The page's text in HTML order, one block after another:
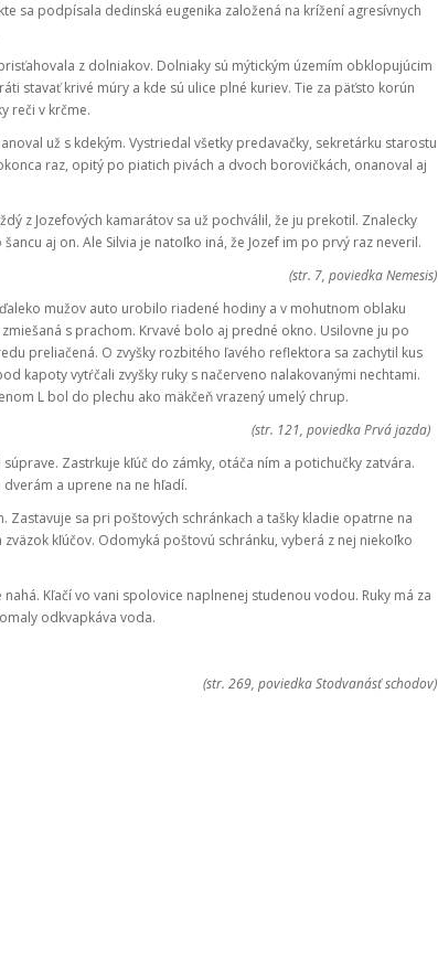
sa podpísala dedinská eugenika založená na krížení agresívnych
z dolniakov. Dolniaky sú mýtickým územím obklopujúcim
stavať krivé múry a kde sú ulice plné kuriev. Tie za päťsto korún
reči v krčme.
už s kdekým. Vystriedal všetky predavačky, sekretárku starostu
raz, opitý po piatich pivách a dvoch borovičkách, onanoval aj
z Jozefových kamarátov sa už pochválil, že ju prekotil. Znalecky
aj on. Ale Silvia je natoľko iná, že Jozef im po prvý raz neveril.
(str. 7, poviedka Nemesis)
mužov auto urobilo riadené hodiny a v mohutnom oblaku
s prachom. Krvavé bolo aj predné okno. Usilovne ju po
preliačená. O zvyšky rozbitého ľavého reflektora sa zachytil kus
kapoty vytŕčali zvyšky ruky s načerveno nalakovanými nechtami.
L bol do plechu ako mäkčeň vrazený umelý chrup.
(str. 121, poviedka Prvá jazda)
Zastrkuje kľúč do zámky, otáča ním a potichučky zatvára.
a uprene na ne hľadí.
sa pri poštových schránkach a tašky kladie opatrne na
kľúčov. Odomyká poštovú schránku, vyberá z nej niekoľko
Kľačí vo vani spolovice naplnenej studenou vodou. Ruky má za
odkvapkáva voda.
(str. 269, poviedka Stodvanásť schodov)